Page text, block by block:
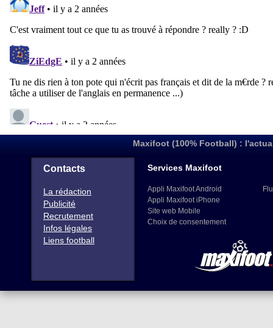
Maxifoot (100% Football) :
Contacts
La rédaction
Publicité
Recrutement
Infos légales
Liens football
Services Maxifoot
Appli Maxifoot Android
Appli Maxifoot iPhone
Site web Mobile
Choix de consentement